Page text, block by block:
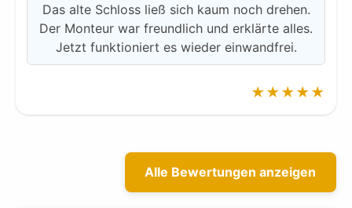
Das alte Schloss ließ sich kaum noch drehen.
Der Monteur war freundlich und erklärte alles.
Jetzt funktioniert es wieder einwandfrei.
★★★★★
Alle Bewertungen anzeigen